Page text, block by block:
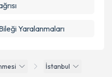
İstanbul
Yaralanmaları